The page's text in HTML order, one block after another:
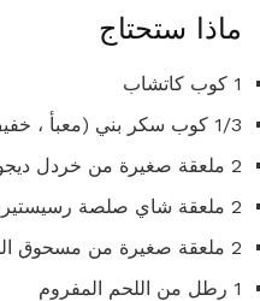
ماذا ستحتاج
1 كوب كاتشاب
1/3 كوب سكر بني (معبأ ، خفيف أو غامق)
2 ملعقة صغيرة من خردل ديجون (أو الخردل الكريول)
2 ملعقة شاي صلصة رسيستيرشاير
2 ملعقة صغيرة من مسحوق الفلفل الحار (مقسمة)
1 رطل من اللحم المفروم